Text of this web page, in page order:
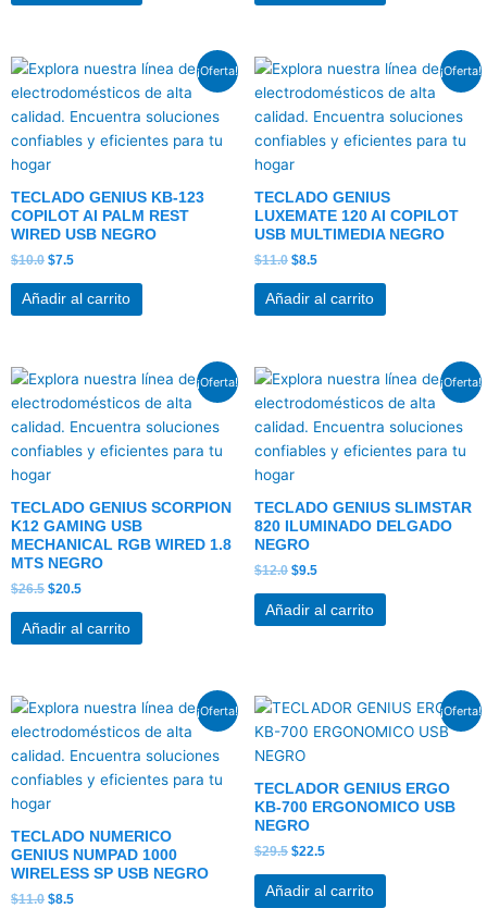
¡Oferta!
TECLADO GENIUS KB-123
COPILOT AI PALM REST
WIRED USB NEGRO
$10.0
El
precio
original
era:
$10.0.
$7.5
El
actual
es:
Añadir al carrito
¡Oferta!
TECLADO GENIUS
LUXEMATE 120 AI COPILOT
USB MULTIMEDIA NEGRO
$11.0
El
precio
original
era:
$11.0.
$8.5
El
actual
es:
Añadir al carrito
¡Oferta!
TECLADO GENIUS SCORPION
K12 GAMING USB
MECHANICAL RGB WIRED 1.8
MTS NEGRO
$26.5
El
precio
original
era:
$26.5.
$20.5
El
actual
es:
$20.5.
Añadir al carrito
¡Oferta!
TECLADO GENIUS SLIMSTAR
820 ILUMINADO DELGADO
NEGRO
$12.0
El
precio
original
era:
$12.0.
$9.5
El
actual
es:
$9.5.
Añadir al carrito
¡Oferta!
TECLADO NUMERICO
GENIUS NUMPAD 1000
WIRELESS SP USB NEGRO
$11.0
El
precio
original
era:
$11.0.
$8.5
El
actual
es:
$8.5.
¡Oferta!
TECLADOR GENIUS ERGO
KB-700 ERGONOMICO USB
NEGRO
$29.5
El
original
era:
$22.5
El
actual
Añadir al carrito